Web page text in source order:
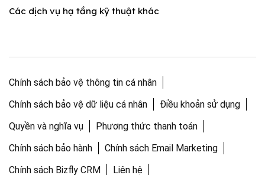
Các dịch vụ hạ tầng kỹ thuật khác
Chính sách bảo vệ thông tin cá nhân
Chính sách bảo vệ dữ liệu cá nhân
Điều khoản sử dụng
Quyền và nghĩa vụ
Phương thức thanh toán
Chính sách bảo hành
Chính sách Email Marketing
Chính sách Bizfly CRM
Liên hệ